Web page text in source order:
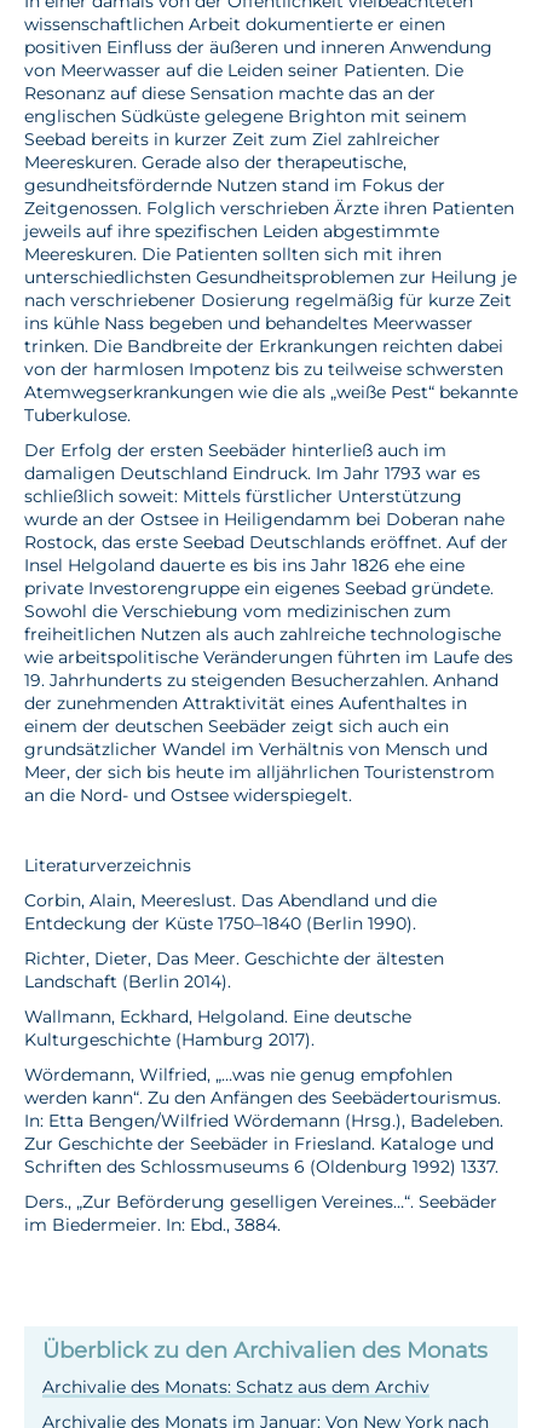
wissenschaftlichen Arbeit dokumentierte er einen
positiven Einfluss der äußeren und inneren Anwendung
von Meerwasser auf die Leiden seiner Patienten. Die
Resonanz auf diese Sensation machte das an der
englischen Südküste gelegene Brighton mit seinem
Seebad bereits in kurzer Zeit zum Ziel zahlreicher
Meereskuren. Gerade also der therapeutische,
gesundheitsfördernde Nutzen stand im Fokus der
Zeitgenossen. Folglich verschrieben Ärzte ihren Patienten
jeweils auf ihre spezifischen Leiden abgestimmte
Meereskuren. Die Patienten sollten sich mit ihren
unterschiedlichsten Gesundheitsproblemen zur Heilung je
nach verschriebener Dosierung regelmäßig für kurze Zeit
ins kühle Nass begeben und behandeltes Meerwasser
trinken. Die Bandbreite der Erkrankungen reichten dabei
von der harmlosen Impotenz bis zu teilweise schwersten
Atemwegserkrankungen wie die als „weiße Pest“ bekannte
Tuberkulose.
Der Erfolg der ersten Seebäder hinterließ auch im
damaligen Deutschland Eindruck. Im Jahr 1793 war es
schließlich soweit: Mittels fürstlicher Unterstützung
wurde an der Ostsee in Heiligendamm bei Doberan nahe
Rostock, das erste Seebad Deutschlands eröffnet. Auf der
Insel Helgoland dauerte es bis ins Jahr 1826 ehe eine
private Investorengruppe ein eigenes Seebad gründete.
Sowohl die Verschiebung vom medizinischen zum
freiheitlichen Nutzen als auch zahlreiche technologische
wie arbeitspolitische Veränderungen führten im Laufe des
19. Jahrhunderts zu steigenden Besucherzahlen. Anhand
der zunehmenden Attraktivität eines Aufenthaltes in
einem der deutschen Seebäder zeigt sich auch ein
grundsätzlicher Wandel im Verhältnis von Mensch und
Meer, der sich bis heute im alljährlichen Touristenstrom
an die Nord- und Ostsee widerspiegelt.
Literaturverzeichnis
Corbin, Alain, Meereslust. Das Abendland und die
Entdeckung der Küste 1750­–1840 (Berlin 1990).
Richter, Dieter, Das Meer. Geschichte der ältesten
Landschaft (Berlin 2014).
Wallmann, Eckhard, Helgoland. Eine deutsche
Kulturgeschichte (Hamburg 2017).
Wördemann, Wilfried, „…was nie genug empfohlen
werden kann“. Zu den Anfängen des Seebädertourismus.
In: Etta Bengen/Wilfried Wördemann (Hrsg.), Badeleben.
Zur Geschichte der Seebäder in Friesland. Kataloge und
Schriften des Schlossmuseums 6 (Oldenburg 1992) 13­37.
Ders., „Zur Beförderung geselligen Vereines…“. Seebäder
im Biedermeier. In: Ebd., 38­84.
Überblick zu den Archivalien des Monats
Archivalie des Monats: Schatz aus dem Archiv
Archivalie des Monats im Januar: Von New York nach